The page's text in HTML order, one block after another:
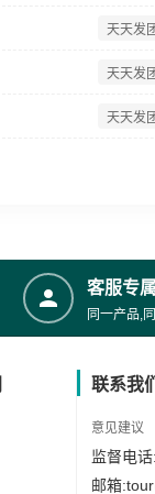
天天发
天天发
天天发
客服专属
同一产品,
联系我们
意见建议
监督电
邮箱